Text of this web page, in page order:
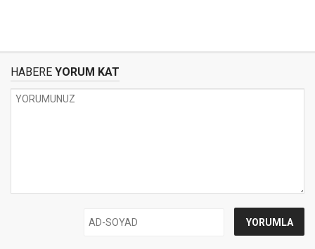
HABERE YORUM KAT